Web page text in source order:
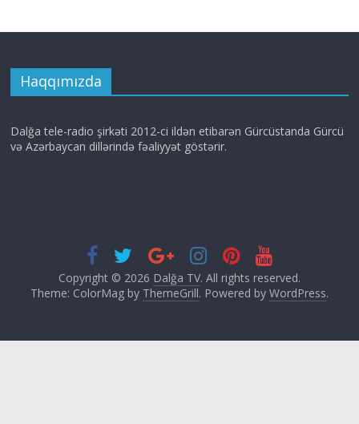
Haqqımızda
Dalğa tele-radio şirkəti 2012-ci ildən etibarən Gürcüstanda Gürcü
və Azərbaycan dillərində fəaliyyət göstərir.
Copyright © 2026 Dalğa TV. All rights reserved.
Theme: ColorMag by ThemeGrill. Powered by WordPress.